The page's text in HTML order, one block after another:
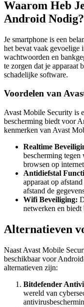
Waarom Heb
Android Nodig?
Je smartphone is een
het bevat vaak gevoelige
wachtwoorden en
te zorgen dat je apparaat
schadelijke software.
Voordelen van
Avast Mobile Security is
bescherming biedt voor
kenmerken van Avast
Realtime
bescherming tegen
browsen op
Antidiefstal
apparaat op
afstand de
Wifi Beveiliging:
netwerken en biedt
Alternatieven
Naast Avast Mobile
beschikbaar voor
alternatieven zijn:
Bitdefender
wereld van